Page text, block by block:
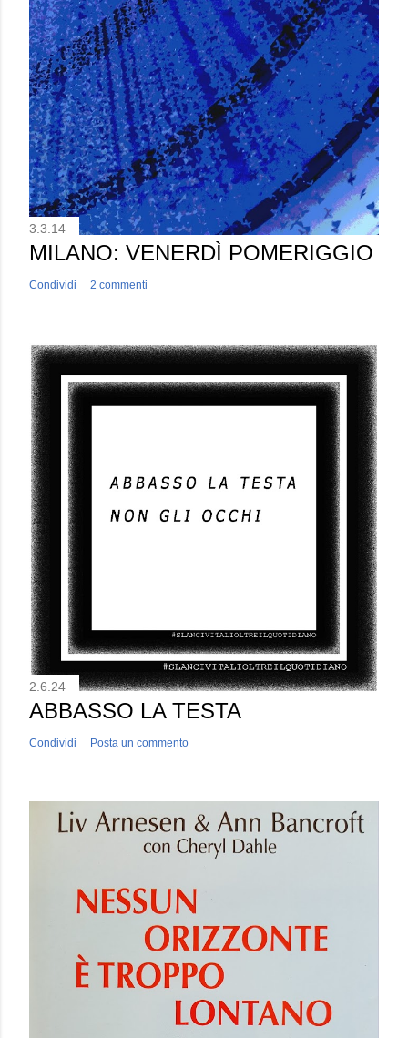
3.3.14
MILANO: VENERDÌ POMERIGGIO
Condividi 2 commenti
2.6.24
ABBASSO LA TESTA
Condividi Posta un commento